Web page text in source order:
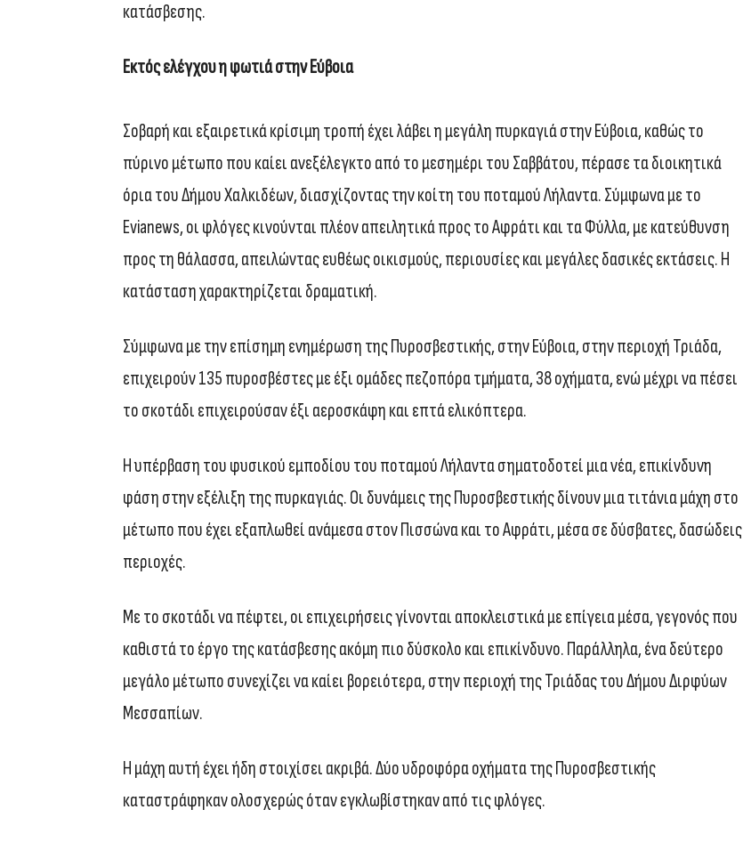
κατάσβεσης.
Εκτός ελέγχου η φωτιά στην Εύβοια
Σοβαρή και εξαιρετικά κρίσιμη τροπή έχει λάβει η μεγάλη πυρκαγιά στην Εύβοια, καθώς το
πύρινο μέτωπο που καίει ανεξέλεγκτο από το μεσημέρι του Σαββάτου, πέρασε τα διοικητικά
όρια του Δήμου Χαλκιδέων, διασχίζοντας την κοίτη του ποταμού Λήλαντα. Σύμφωνα με το
Evianews, oι φλόγες κινούνται πλέον απειλητικά προς το Αφράτι και τα Φύλλα, με κατεύθυνση
προς τη θάλασσα, απειλώντας ευθέως οικισμούς, περιουσίες και μεγάλες δασικές εκτάσεις. Η
κατάσταση χαρακτηρίζεται δραματική.
Σύμφωνα με την επίσημη ενημέρωση της Πυροσβεστικής, στην Εύβοια, στην περιοχή Τριάδα,
επιχειρούν 135 πυροσβέστες με έξι ομάδες πεζοπόρα τμήματα, 38 οχήματα, ενώ μέχρι να πέσει
το σκοτάδι επιχειρούσαν έξι αεροσκάφη και επτά ελικόπτερα.
Η υπέρβαση του φυσικού εμποδίου του ποταμού Λήλαντα σηματοδοτεί μια νέα, επικίνδυνη
φάση στην εξέλιξη της πυρκαγιάς. Οι δυνάμεις της Πυροσβεστικής δίνουν μια τιτάνια μάχη στο
μέτωπο που έχει εξαπλωθεί ανάμεσα στον Πισσώνα και το Αφράτι, μέσα σε δύσβατες, δασώδεις
περιοχές.
Με το σκοτάδι να πέφτει, οι επιχειρήσεις γίνονται αποκλειστικά με επίγεια μέσα, γεγονός που
καθιστά το έργο της κατάσβεσης ακόμη πιο δύσκολο και επικίνδυνο. Παράλληλα, ένα δεύτερο
μεγάλο μέτωπο συνεχίζει να καίει βορειότερα, στην περιοχή της Τριάδας του Δήμου Διρφύων
Μεσσαπίων.
Η μάχη αυτή έχει ήδη στοιχίσει ακριβά. Δύο υδροφόρα οχήματα της Πυροσβεστικής
καταστράφηκαν ολοσχερώς όταν εγκλωβίστηκαν από τις φλόγες.